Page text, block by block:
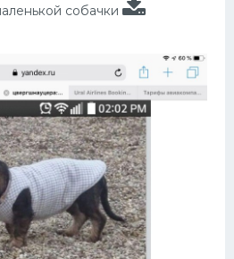
собачки